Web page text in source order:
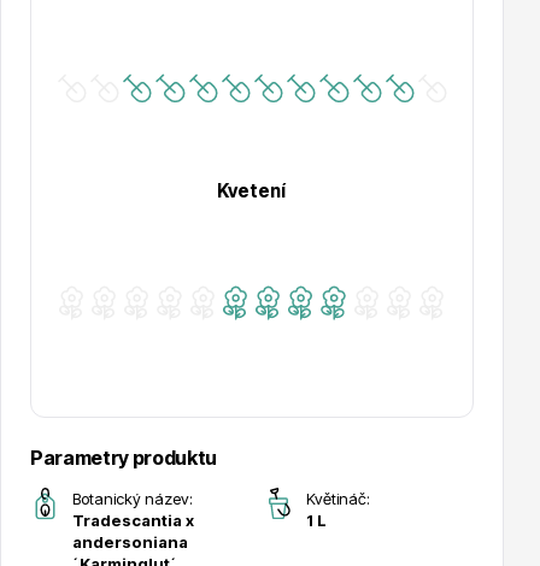
Azalky a rododendrony
Růže KORDES
Kvetení
Parametry produktu
Botanický název:
Tradescantia x
andersoniana
Květináč:
1 L